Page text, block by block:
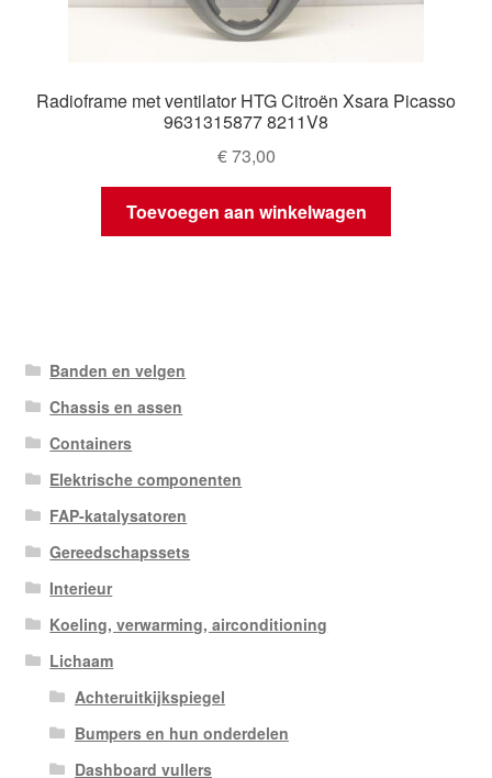
Radioframe met ventilator HTG Citroën Xsara Picasso
9631315877 8211V8
€73,00
Toevoegen aan winkelwagen
Banden en velgen
Chassis en assen
Containers
Elektrische componenten
FAP-katalysatoren
Gereedschapssets
Interieur
Koeling, verwarming, airconditioning
Lichaam
Achteruitkijkspiegel
Bumpers en hun onderdelen
Dashboard vullers